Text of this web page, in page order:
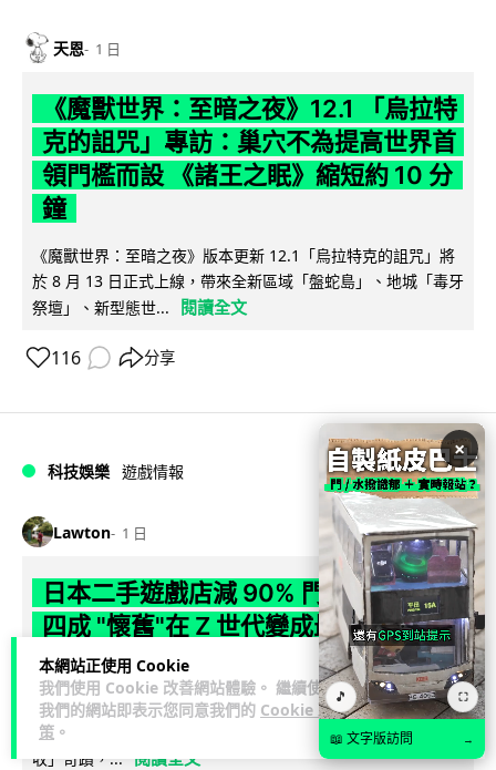
本網站正使用 Cookie
我們使用 Cookie 改善網站體驗。 繼續使用
我們的網站即表示您同意我們的 Cookie 政
策 。
天恩 1 日
《魔獸世界：至暗之夜》12.1 「烏拉特
克的詛咒」專訪：巢穴不為提高世界首
領門檻而設 《諸王之眠》縮短約 10 分
鐘
《魔獸世界：至暗之夜》版本更新 12.1「烏拉特克的詛咒」將
於 8 月 13 日正式上線，帶來全新區域「盤蛇島」、地城「毒牙
祭壇」、新型態世...
閱讀全文
116 分享
科技娛樂 遊戲情報
Lawton 1 日
日本二手遊戲店減 90% 門市 業績反增
四成 "懷舊"在 Z 世代變成最潮「新鮮
感」
日本零售巨頭 GEO 將懷舊遊戲銷售門市從 1,000 間大幅減至
99 間，但銷售額卻不降反升至過往的 1.4 倍。做到「減店增
收」奇蹟，... 閱讀全文
×
🎵 ⛶
📖 文字版訪問 →